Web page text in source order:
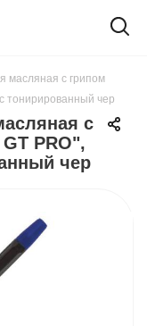
масляная с грипом
тонирированный чер
с
PRO",
чер